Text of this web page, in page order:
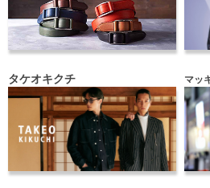
タケオキクチ マッ